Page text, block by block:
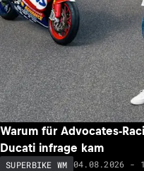
Warum für Advocates-
Ducati infrage kam
SUPERBIKE WM 04.08.2026 -